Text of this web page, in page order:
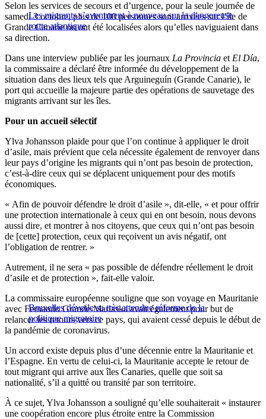
Les migrants s’aventurent à nouveau sur la dangereuse
route atlantique
Selon les services de secours et d’urgence, pour la seule journée de
samedi 3 octobre, plus de 100 personnes sont arrivées sur l’île de
Grande Canarie ou ont été localisées alors qu’elles naviguaient dans
sa direction.
Dans une interview publiée par les journaux La Provincia et El Día,
la commissaire a déclaré être informée du développement de la
situation dans des lieux tels que Arguineguín (Grande Canarie), le
port qui accueille la majeure partie des opérations de sauvetage des
migrants arrivant sur les îles.
Pour un accueil sélectif
Ylva Johansson plaide pour que l’on continue à appliquer le droit
d’asile, mais prévient que cela nécessite également de renvoyer dans
leur pays d’origine les migrants qui n’ont pas besoin de protection,
c’est-à-dire ceux qui se déplacent uniquement pour des motifs
économiques.
« Afin de pouvoir défendre le droit d’asile », dit-elle, « et pour offrir
une protection internationale à ceux qui en ont besoin, nous devons
aussi dire, et montrer à nos citoyens, que ceux qui n’ont pas besoin
de [cette] protection, ceux qui reçoivent un avis négatif, ont
l’obligation de rentrer. »
Autrement, il ne sera « pas possible de défendre réellement le droit
d’asile et de protection », fait-elle valoir.
Bruxelles dévoile sa très attendue réforme de la
politique migratoire
La commissaire européenne souligne que son voyage en Mauritanie
avec Fernando Grande-Marlaska avait également pour but de
relancer les retours vers ce pays, qui avaient cessé depuis le début de
la pandémie de coronavirus.
Un accord existe depuis plus d’une décennie entre la Mauritanie et
l’Espagne. En vertu de celui-ci, la Mauritanie accepte le retour de
tout migrant qui arrive aux îles Canaries, quelle que soit sa
nationalité, s’il a quitté ou transité par son territoire.
À ce sujet, Ylva Johansson a souligné qu’elle souhaiterait « instaurer
une coopération encore plus étroite entre la Commission